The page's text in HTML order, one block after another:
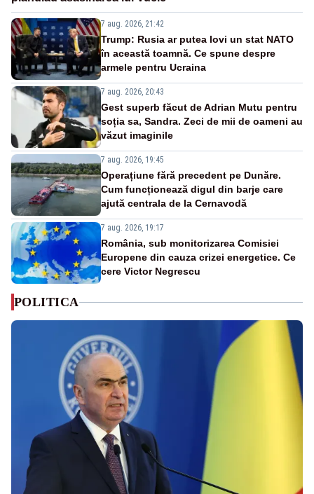
7 aug. 2026, 21:42
Trump: Rusia ar putea lovi un stat NATO
în această toamnă. Ce spune despre
armele pentru Ucraina
7 aug. 2026, 20:43
Gest superb făcut de Adrian Mutu pentru
soția sa, Sandra. Zeci de mii de oameni au
văzut imaginile
7 aug. 2026, 19:45
Operațiune fără precedent pe Dunăre.
Cum funcționează digul din barje care
ajută centrala de la Cernavodă
7 aug. 2026, 19:17
România, sub monitorizarea Comisiei
Europene din cauza crizei energetice. Ce
cere Victor Negrescu
POLITICA